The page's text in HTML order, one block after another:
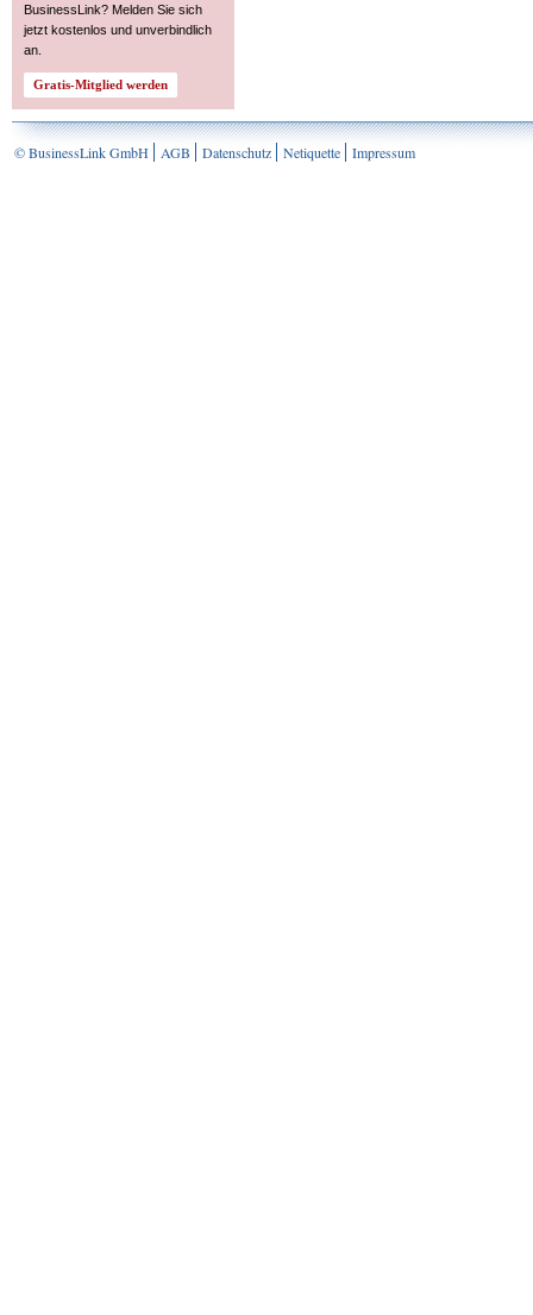
BusinessLink? Melden Sie sich
jetzt kostenlos und unverbindlich
an.
© BusinessLink GmbH AGB Datenschutz Netiquette Impressum